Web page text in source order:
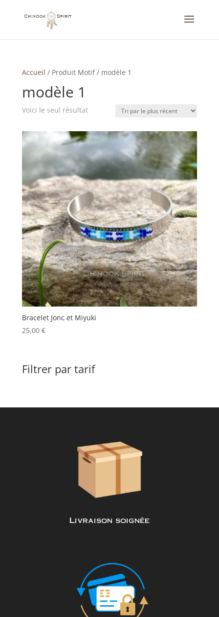
Accueil / Produit Motif/ modèle 1
modèle 1
Voici le seul résultat
Bracelet Jonc et Miyuki
25,00 €
Filtrer par tarif
Livraison soignée